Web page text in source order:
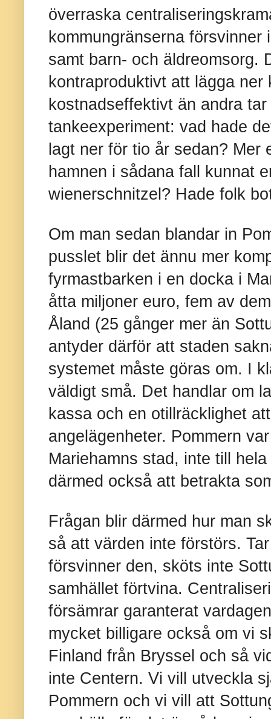
överraska
kommungränserna
samt barn- och äldreomsorg.
kontraproduktivt att lägga ner
kostnadseffektivt än andra
tankeexperiment: vad hade
lagt ner för tio år sedan?
hamnen i sådana fall kunnat
wienerschnitzel? Hade folk
Om man sedan blandar in
pusslet blir det ännu mer
fyrmastbarken i en docka i
åtta miljoner euro, fem av
Åland (25 gånger mer än
antyder därför att staden
systemet måste göras om. I
väldigt små. Det handlar om
kassa och en otillräcklighet
angelägenheter. Pommern
Mariehamns stad, inte till
därmed också att betrakta
Frågan blir därmed hur man
så att värden inte förstörs.
försvinner den, sköts inte
samhället förtvina.
försämrar garanterat
mycket billigare också om vi
Finland från Bryssel och så
inte Centern. Vi vill utveckla
Pommern och vi vill att